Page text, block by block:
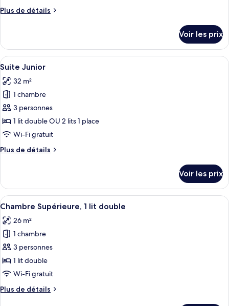
chambre :
Double
ou
avec
lits
jumeaux
Plus de détails
Plus
le
type
de
Chambre
Standard
ou
avec
lits
jumeaux
Voir les prix
Afficher
toutes
les
photos
pour
ce
type
chambre :
Une chambre d’hôtel avec deux lits,
21
Suite Junior
32 m²
1 chambre
3 personnes
1 lit double OU 2 lits 1 place
Wi-Fi gratuit
Plus de détails
Plus
le
type
de
Suite
Junior
Voir les prix
Afficher
toutes
les
photos
pour
ce
type
chambre :
Une chambre d’hôtel avec deux lits,
13
Chambre Supérieure, 1 lit double
26 m²
1 chambre
3 personnes
1 lit double
Wi-Fi gratuit
Plus de détails
Plus